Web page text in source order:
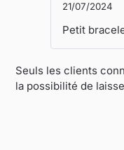
21/07/2024
Petit
Seuls les clients
la possibilité de